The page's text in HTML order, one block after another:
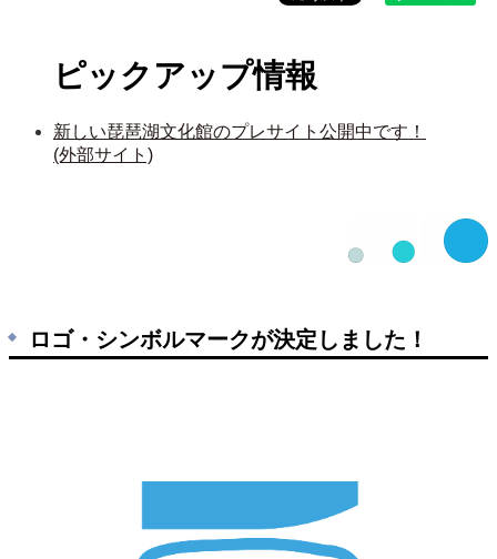
ピックアップ情報
新しい琵琶湖文化館のプレサイト公開中です！
(外部サイト)
ロゴ・シンボルマークが決定しました！